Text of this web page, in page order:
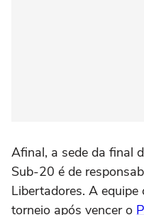
Afinal, a sede da final
Sub-20 é de
Libertadores. A
torneio após vencer o